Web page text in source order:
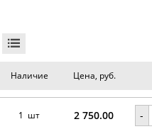
Наличие Цена, руб.
1 шт 2 750.00 -